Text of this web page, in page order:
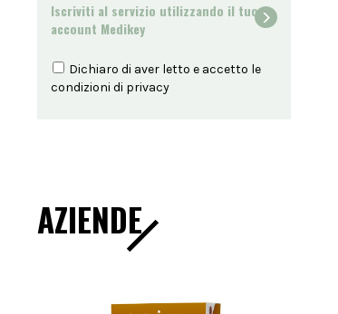
Iscriviti al servizio utilizzando il tuo
account Medikey
Dichiaro di aver letto e accetto le
condizioni di privacy
AZIENDE